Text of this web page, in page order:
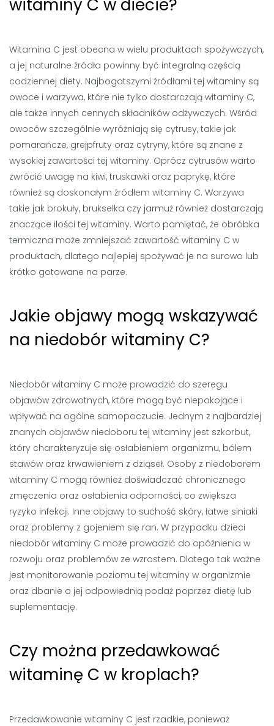
witaminy C w diecie?
Witamina C jest obecna w wielu produktach spożywczych,
a jej naturalne źródła powinny być integralną częścią
codziennej diety. Najbogatszymi źródłami tej witaminy są
owoce i warzywa, które nie tylko dostarczają witaminy C,
ale także innych cennych składników odżywczych. Wśród
owoców szczególnie wyróżniają się cytrusy, takie jak
pomarańcze, grejpfruty oraz cytryny, które są znane z
wysokiej zawartości tej witaminy. Oprócz cytrusów warto
zwrócić uwagę na kiwi, truskawki oraz paprykę, które
również są doskonałym źródłem witaminy C. Warzywa
takie jak brokuły, brukselka czy jarmuż również dostarczają
znaczące ilości tej witaminy. Warto pamiętać, że obróbka
termiczna może zmniejszać zawartość witaminy C w
produktach, dlatego najlepiej spożywać je na surowo lub
krótko gotowane na parze.
Jakie objawy mogą wskazywać
na niedobór witaminy C?
Niedobór witaminy C może prowadzić do szeregu
objawów zdrowotnych, które mogą być niepokojące i
wpływać na ogólne samopoczucie. Jednym z najbardziej
znanych objawów niedoboru tej witaminy jest szkorbut,
który charakteryzuje się osłabieniem organizmu, bólem
stawów oraz krwawieniem z dziąseł. Osoby z niedoborem
witaminy C mogą również doświadczać chronicznego
zmęczenia oraz osłabienia odporności, co zwiększa
ryzyko infekcji. Inne objawy to suchość skóry, łatwe siniaki
oraz problemy z gojeniem się ran. W przypadku dzieci
niedobór witaminy C może prowadzić do opóźnienia w
rozwoju oraz problemów ze wzrostem. Dlatego tak ważne
jest monitorowanie poziomu tej witaminy w organizmie
oraz dbanie o jej odpowiednią podaż poprzez dietę lub
suplementację.
Czy można przedawkować
witaminę C w kroplach?
Przedawkowanie witaminy C jest rzadkie, ponieważ